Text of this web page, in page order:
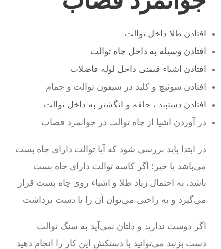
افتادن طلا داخل توالت
افتادن وسیله به داخل چاه توالت
افتادن اشیاء قیمتی داخل لوله فاضلاب
افتادن سوئیچ و کلید در سیفون توالت و حمام
افتادن دستبند ، حلقه و انگشتر به داخل توالت
در آوردن اشیا از چاه توالت در جوانمرد قصاب
در ابتدا باید بررسی شود که آیا توالت دارای چاه بست
می‌باشد یا خیر؛ اگر کاسه توالت دارای چاه بست
باشد، به احتمال زیاد طلا و اشیاء روی چاه بست قرار
می‌گیرد و به راحتی می‌توان آن را با دست برداشت
اگر دوست ندارید و دلتان نمی‌آید به سنگ توالت
دست بزنید می‌توانید با دستکش این کار را انجام دهید